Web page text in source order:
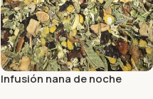
Infusión nana de noche